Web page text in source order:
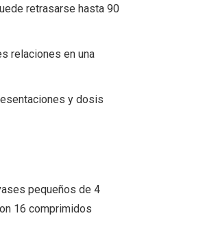
retrasarse hasta 90
relaciones en una
y dosis
pequeños de 4
16 comprimidos